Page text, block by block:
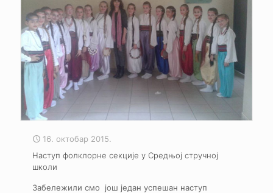
16. октобар 2015.
Наступ фолклорне секције у Средњој стручној
школи
Забележили смо још један успешан наступ